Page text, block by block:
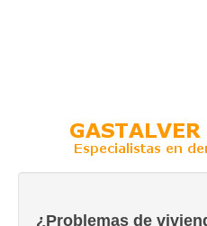
¿Problemas de